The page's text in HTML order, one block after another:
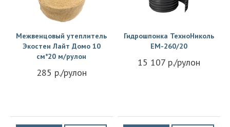
Межвенцовый утеплитель
Экостен Лайт Домо 10
см*20 м/рулон
285 р./рулон
Гидрошпонка ТехноНиколь
EM-260/20
15 107 р./рулон